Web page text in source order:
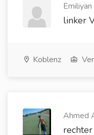
linker
Koblenz
Ahmed